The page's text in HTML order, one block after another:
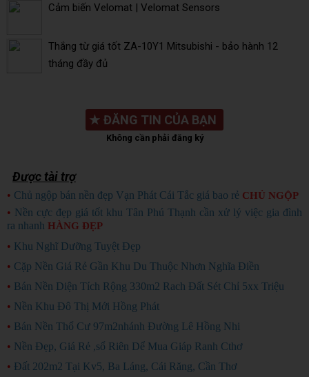
Cảm biến Velomat | Velomat Sensors
Thắng từ giá tốt ZA-10Y1 Mitsubishi - bảo hành 12
tháng đầy đủ
★ ĐĂNG TIN CỦA BẠN
Không cần phải đăng ký
Được tài trợ
• Chủ ngộp bán nền đẹp Vạn Phát Cái Tắc giá bao rẻ CHỦ NGỘP
• Nền cực đẹp giá tốt khu Tân Phú Thạnh cần xử lý việc gia đình
ra nhanh HÀNG ĐẸP
• Khu Nghĩ Dưỡng Tuyệt Đẹp
• Cặp Nền Giá Rẻ Gần Khu Du Thuộc Nhơn Nghĩa Điền
• Bán Nền Diện Tích Rộng 330m2 Rach Đất Sét Chỉ 5xx Triệu
• Nền Khu Đô Thị Mới Hồng Phát
• Bán Nền Thổ Cư 97m2nhánh Đường Lê Hồng Nhi
• Nền Đẹp, Giá Rẻ ,sổ Riên Dể Mua Giáp Ranh Cthơ
• Đất 202m2 Tại Kv5, Ba Láng, Cái Răng, Cần Thơ